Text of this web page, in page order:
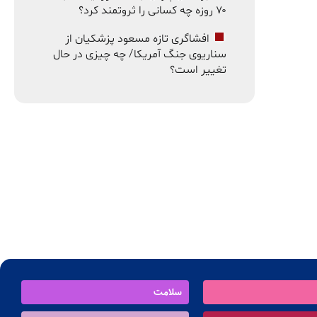
۷۰ روزه چه کسانی را ثروتمند کرد؟
افشاگری تازه مسعود پزشکیان از
سناریوی جنگ آمریکا/ چه چیزی در حال
تغییر است؟
سلامت